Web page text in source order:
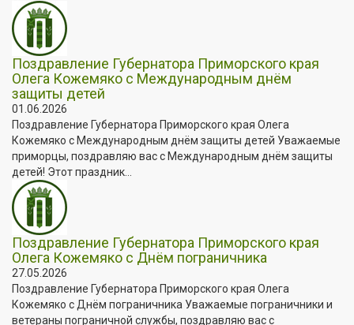
Поздравление Губернатора Приморского края
Олега Кожемяко с Международным днём
защиты детей
01.06.2026
Поздравление Губернатора Приморского края Олега
Кожемяко с Международным днём защиты детей Уважаемые
приморцы, поздравляю вас с Международным днём защиты
детей! Этот праздник...
Поздравление Губернатора Приморского края
Олега Кожемяко с Днём пограничника
27.05.2026
Поздравление Губернатора Приморского края Олега
Кожемяко с Днём пограничника Уважаемые пограничники и
ветераны пограничной службы, поздравляю вас с